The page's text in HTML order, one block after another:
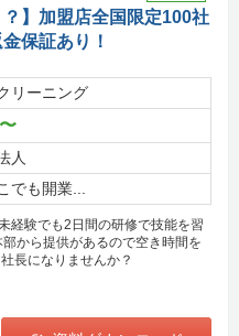
】加盟店全国限定100社
保証あり！
リーニング
人
でも開業...
経験でも2日間の研修で技能を習
から提供があるので空き時間を
長になりませんか？